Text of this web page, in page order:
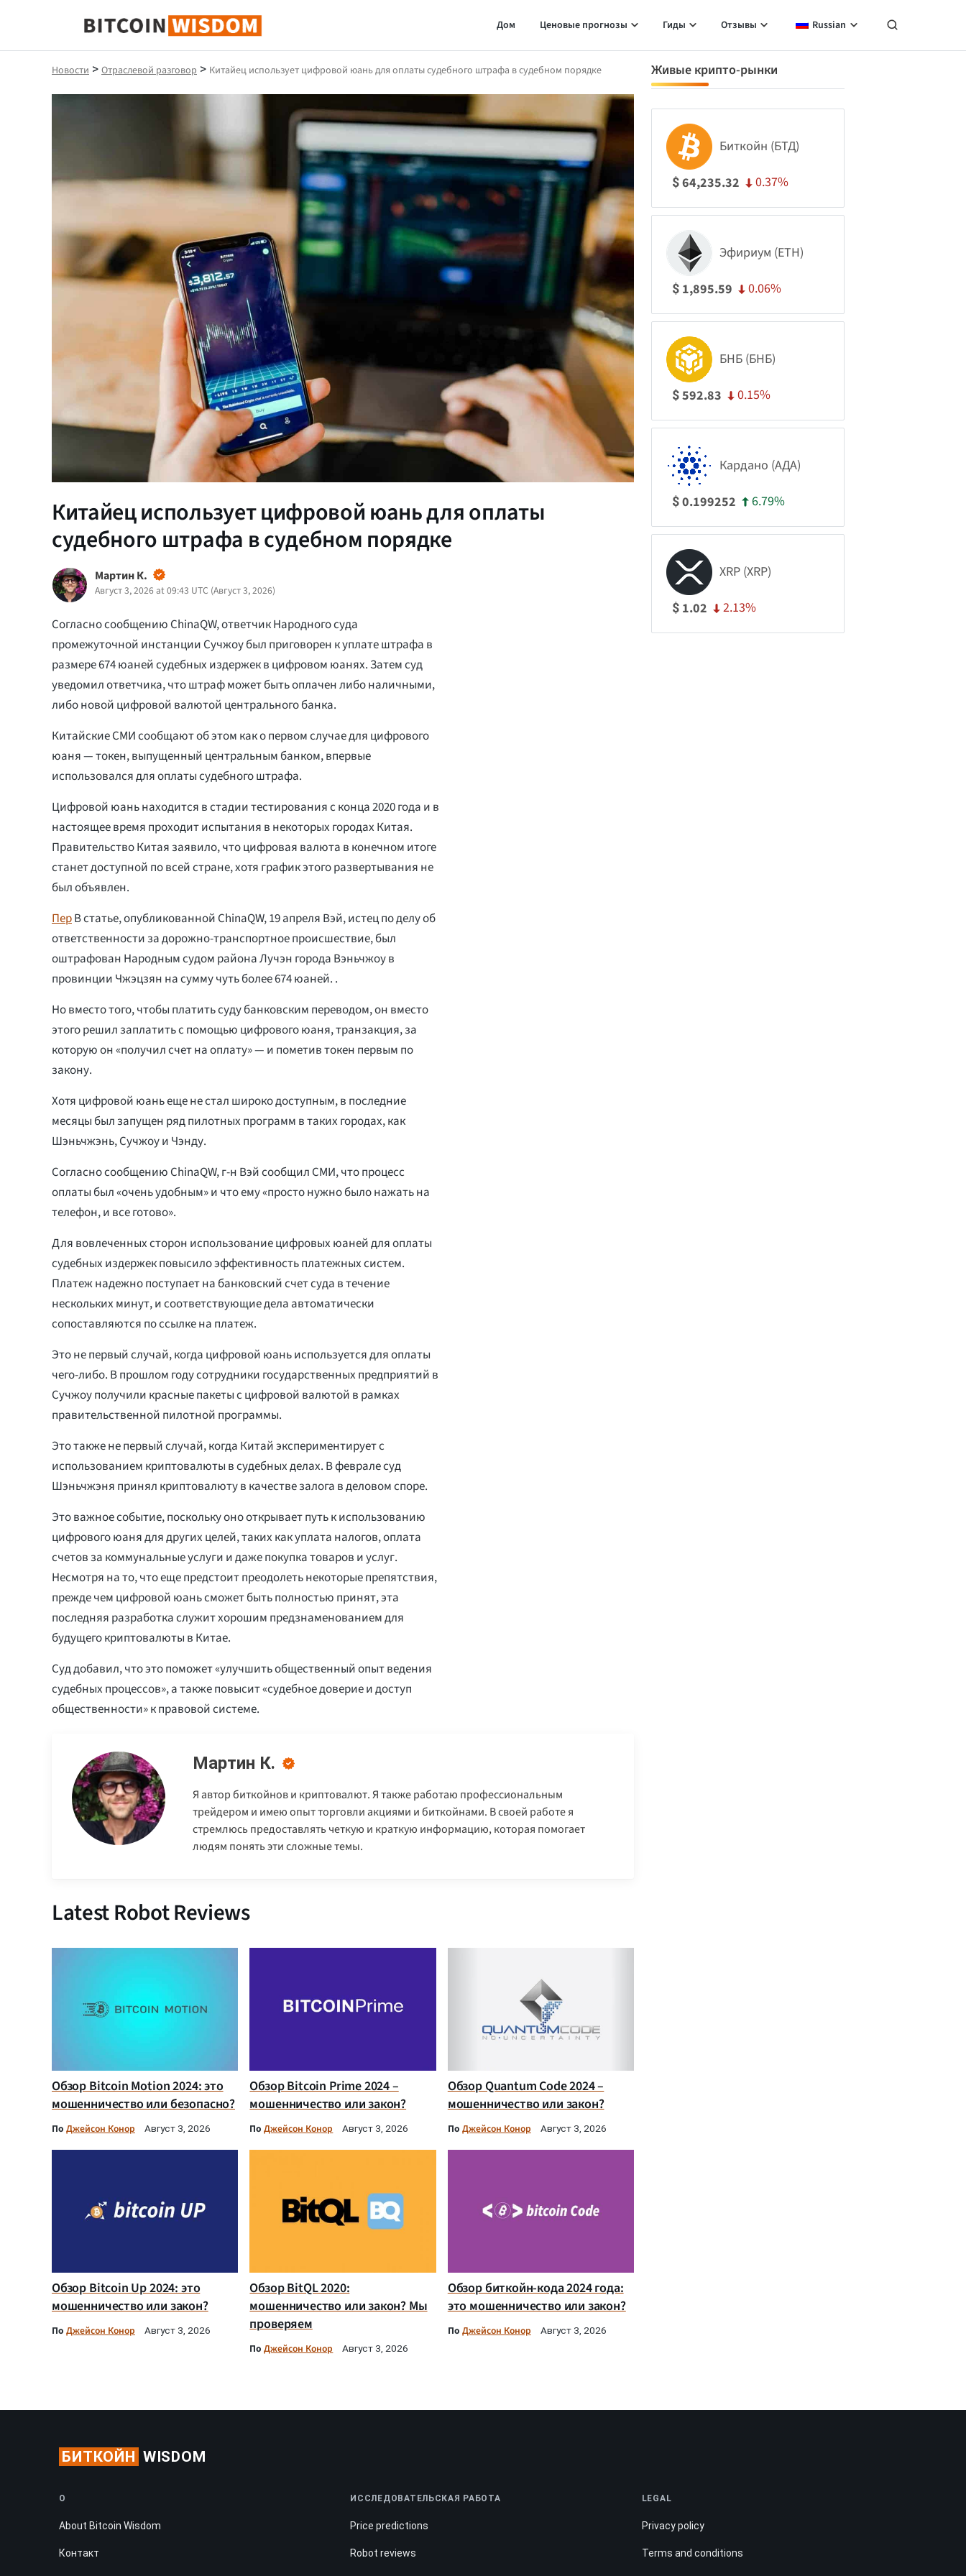
Биткойн Мудрость
Дом Ценовые прогнозы Гиды Отзывы Russian
Новости > Отраслевой разговор > Китайец использует цифровой юань для оплаты судебного штрафа в судебном порядке
Китайец использует цифровой юань для оплаты
судебного штрафа в судебном порядке
Мартин К.
Август 3, 2026 at 09:43 UTC (Август 3, 2026)
Согласно сообщению ChinaQW, ответчик Народного суда
промежуточной инстанции Сучжоу был приговорен к уплате штрафа в
размере 674 юаней судебных издержек в цифровом юанях. Затем суд
уведомил ответчика, что штраф может быть оплачен либо наличными,
либо новой цифровой валютой центрального банка.
Китайские СМИ сообщают об этом как о первом случае для цифрового
юаня — токен, выпущенный центральным банком, впервые
использовался для оплаты судебного штрафа.
Цифровой юань находится в стадии тестирования с конца 2020 года и в
настоящее время проходит испытания в некоторых городах Китая.
Правительство Китая заявило, что цифровая валюта в конечном итоге
станет доступной по всей стране, хотя график этого развертывания не
был объявлен.
ПерВ статье, опубликованной ChinaQW, 19 апреля Вэй, истец по делу об
ответственности за дорожно-транспортное происшествие, был
оштрафован Народным судом района Лучэн города Вэньчжоу в
провинции Чжэцзян на сумму чуть более 674 юаней. .
Но вместо того, чтобы платить суду банковским переводом, он вместо
этого решил заплатить с помощью цифрового юаня, транзакция, за
которую он «получил счет на оплату» — и пометив токен первым по
закону.
Хотя цифровой юань еще не стал широко доступным, в последние
месяцы был запущен ряд пилотных программ в таких городах, как
Шэньчжэнь, Сучжоу и Чэнду.
Согласно сообщению ChinaQW, г-н Вэй сообщил СМИ, что процесс
оплаты был «очень удобным» и что ему «просто нужно было нажать на
телефон, и все готово».
Для вовлеченных сторон использование цифровых юаней для оплаты
судебных издержек повысило эффективность платежных систем.
Платеж надежно поступает на банковский счет суда в течение
нескольких минут, и соответствующие дела автоматически
сопоставляются по ссылке на платеж.
Это не первый случай, когда цифровой юань используется для оплаты
чего-либо. В прошлом году сотрудники государственных предприятий в
Сучжоу получили красные пакеты с цифровой валютой в рамках
правительственной пилотной программы.
Это также не первый случай, когда Китай экспериментирует с
использованием криптовалюты в судебных делах. В феврале суд
Шэньчжэня принял криптовалюту в качестве залога в деловом споре.
Это важное событие, поскольку оно открывает путь к использованию
цифрового юаня для других целей, таких как уплата налогов, оплата
счетов за коммунальные услуги и даже покупка товаров и услуг.
Несмотря на то, что еще предстоит преодолеть некоторые препятствия,
прежде чем цифровой юань сможет быть полностью принят, эта
последняя разработка служит хорошим предзнаменованием для
будущего криптовалюты в Китае.
Суд добавил, что это поможет «улучшить общественный опыт ведения
судебных процессов», а также повысит «судебное доверие и доступ
общественности» к правовой системе.
Мартин К.
Я автор биткойнов и криптовалют. Я также работаю профессиональным
трейдером и имею опыт торговли акциями и биткойнами. В своей работе я
стремлюсь предоставлять четкую и краткую информацию, которая помогает
людям понять эти сложные темы.
Latest Robot Reviews
Обзор Bitcoin Motion 2024: это
мошенничество или безопасно?
По Джейсон Конор Август 3, 2026
Обзор Bitcoin Prime 2024 –
мошенничество или закон?
ПоДжейсон Конор Август 3, 2026
Обзор Quantum Code 2024 –
мошенничество или закон?
По Джейсон Конор Август 3, 2026
Обзор Bitcoin Up 2024: это
мошенничество или закон?
По Джейсон Конор Август 3, 2026
Обзор BitQL 2020:
мошенничество или закон? Мы
проверяем
ПоДжейсон Конор Август 3, 2026
Обзор биткойн-кода 2024 года:
это мошенничество или закон?
По Джейсон Конор Август 3, 2026
Живые крипто-рынки
Биткойн (БТД)
$64,235.32 0.37%
Эфириум (ETH)
$ 1,895.59 0.06%
БНБ (БНБ)
$592.83 0.15%
Кардано (АДА)
$0.199252 6.79%
XRP (XRP)
$ 1.02 2.13%
БИТКОЙН WISDOM
О
About Bitcoin Wisdom
Контакт
ИССЛЕДОВАТЕЛЬСКАЯ РАБОТА
Price predictions
Robot reviews
LEGAL
Privacy policy
Terms and conditions